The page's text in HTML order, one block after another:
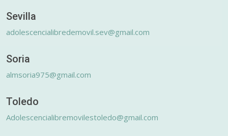
Sevilla
adolescencialibredemovil.sev@gmail.com
Soria
almsoria975@gmail.com
Toledo
Adolescencialibremovilestoledo@gmail.com